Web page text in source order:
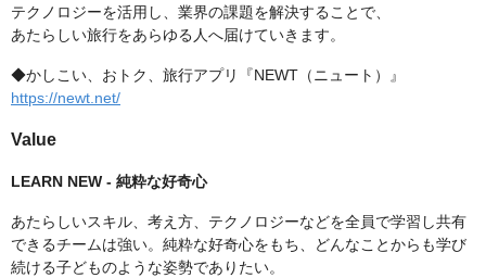
テクノロジーを活用し、業界の課題を解決することで、
あたらしい旅行をあらゆる人へ届けていきます。
◆かしこい、おトク、旅行アプリ『NEWT（ニュート）』
https://newt.net/
Value
LEARN NEW - 純粋な好奇心
あたらしいスキル、考え方、テクノロジーなどを全員で学習し共有
できるチームは強い。純粋な好奇心をもち、どんなことからも学び
続ける子どものような姿勢でありたい。